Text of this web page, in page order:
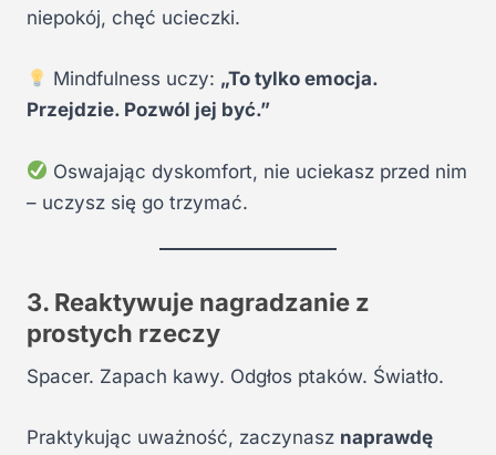
niepokój, chęć ucieczki.
Mindfulness uczy: „To tylko emocja.
Przejdzie. Pozwól jej być.”
Oswajając dyskomfort, nie uciekasz przed nim
– uczysz się go trzymać.
3. Reaktywuje nagradzanie z
prostych rzeczy
Spacer. Zapach kawy. Odgłos ptaków. Światło.
Praktykując uważność, zaczynasz naprawdę